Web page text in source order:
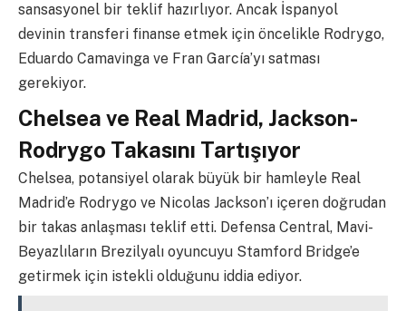
sansasyonel bir teklif hazırlıyor. Ancak İspanyol
devinin transferi finanse etmek için öncelikle Rodrygo,
Eduardo Camavinga ve Fran García’yı satması
gerekiyor.
Chelsea ve Real Madrid, Jackson-
Rodrygo Takasını Tartışıyor
Chelsea, potansiyel olarak büyük bir hamleyle Real
Madrid’e Rodrygo ve Nicolas Jackson’ı içeren doğrudan
bir takas anlaşması teklif etti. Defensa Central, Mavi-
Beyazlıların Brezilyalı oyuncuyu Stamford Bridge’e
getirmek için istekli olduğunu iddia ediyor.